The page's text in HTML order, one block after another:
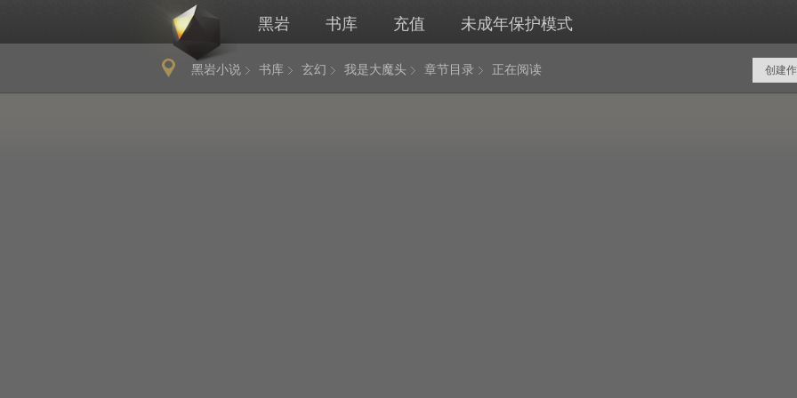
黑岩 书库 充值 未成年保护模式
黑岩小说 书库 玄幻 我是大魔头 章节目录 正在阅读 创建